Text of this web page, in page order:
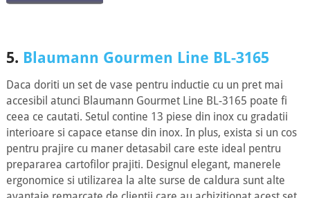
5. Blaumann Gourmen Line BL-3165
Daca doriti un set de vase pentru inductie cu un pret mai
accesibil atunci Blaumann Gourmet Line BL-3165 poate fi
ceea ce cautati. Setul contine 13 piese din inox cu gradatii
interioare si capace etanse din inox. In plus, exista si un cos
pentru prajire cu maner detasabil care este ideal pentru
prepararea cartofilor prajiti. Designul elegant, manerele
ergonomice si utilizarea la alte surse de caldura sunt alte